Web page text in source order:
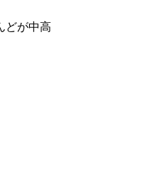
どが中高